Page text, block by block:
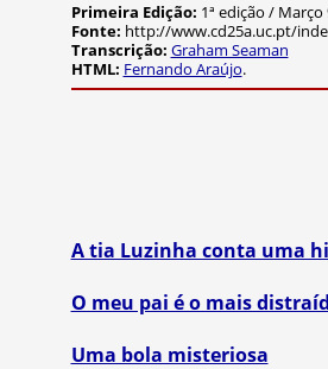
Primeira Edição: 1ª edição /
Fonte: http://www.cd25a.uc.pt/
Transcrição: Graham Seaman
HTML: Fernando Araújo.
A tia Luzinha conta uma
O meu pai é o mais
Uma bola misteriosa